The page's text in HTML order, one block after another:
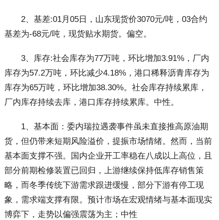
2、基差:01月05日，山东现货价3070元/吨，03合约
基差为-68元/吨，现货贴水期货。偏空。
3、库存:社会库存为77万吨，环比增加3.91%，厂内
库存为57.2万吨，环比减少4.18%，港口稀释沥青库存为
库存为65万吨，环比增加38.30%。社会库存持续累库，
厂内库存持续去库，港口库存持续累库。中性。
1、基本面：委内瑞拉遇袭事件虽未直接推高原油期
货，但仍带来短期风险溢价，提振市场情绪。然而，当前
基本面支撑不强。国内企业开工率稳在八成以上高位，且
部分前期检修装置已回归，上游继续保持低库存销售策
略，而冬季传统下游需求跟进缓慢，部分下游有停工现
象，需求端支撑有限。预计市场在宏观情绪与基本面现实
博弈下，走势以偏强震荡为主；中性